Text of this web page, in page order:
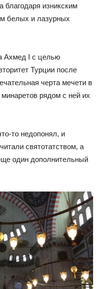
благодаря изникским
белых и лазурных
Ахмед I с целью
Турции после
черта мечети в
рядом с ней их
то недопонял, и
святотатством, а
один дополнительный